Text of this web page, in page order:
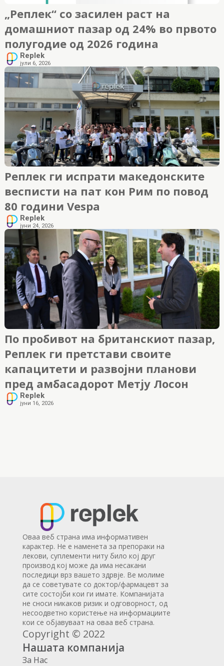
„Реплек“ со засилен раст на
домашниот пазар од 24% во првото
полугодие од 2026 година
Replek
јули 6, 2026
Реплек ги испрати македонските
весписти на пат кон Рим по повод
80 години Vespa
Replek
јуни 24, 2026
По пробивот на британскиот пазар,
Реплек ги претстави своите
капацитети и развојни планови
пред амбасадорот Метју Лосон
Replek
јуни 16, 2026
Оваа веб страна има информативен
карактер. Не е наменета за препораки на
лекови, суплементи ниту било кој друг
производ кој може да има несакани
последици врз вашето здрвје. Ве молиме
да се советувате со доктор/фармацевт за
сите состојби кои ги имате. Компанијата
не сноси никаков ризик и одговорност, од
несоодветно користење на информациите
кои се објавуваат на оваа веб страна.
Copyright © 2022
Нашата компанија
За Нас